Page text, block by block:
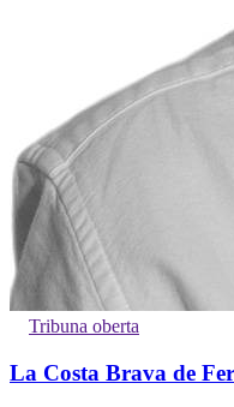
Tribuna oberta
La Costa Brava de